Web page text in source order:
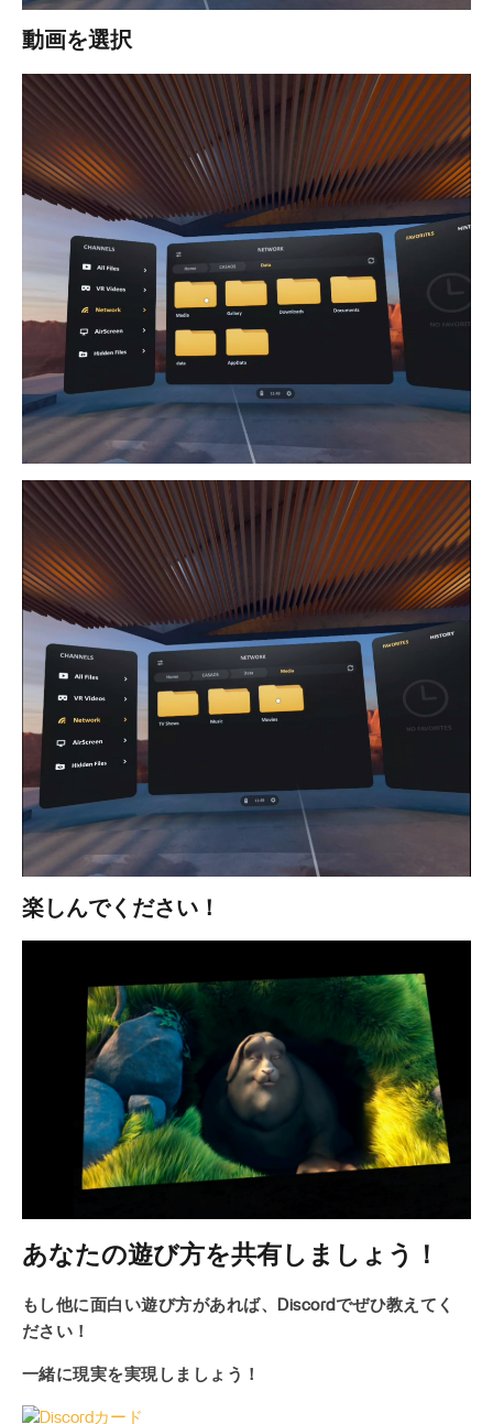
動画を選択
楽しんでください！
あなたの遊び方を共有しましょう！
もし他に面白い遊び方があれば、Discordでぜひ教えてく
ださい！
一緒に現実を実現しましょう！